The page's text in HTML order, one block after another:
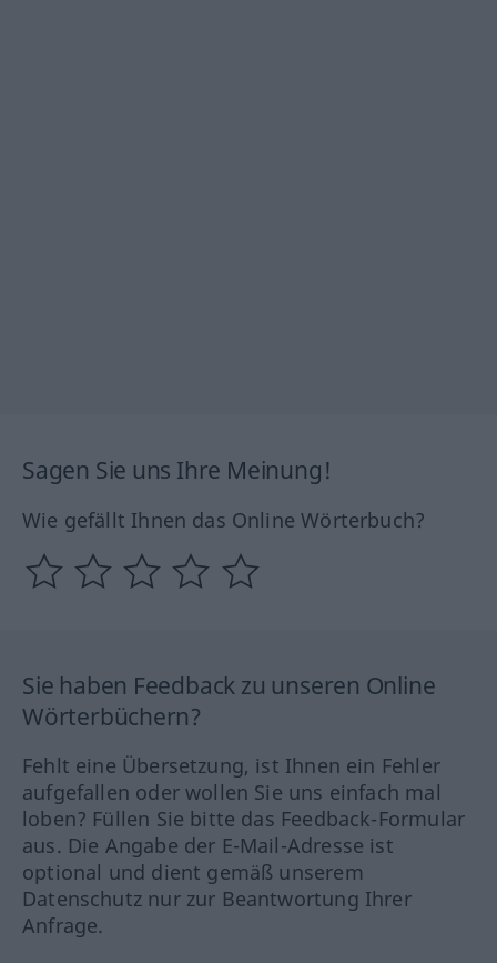
Sagen Sie uns Ihre Meinung!
Wie gefällt Ihnen das Online Wörterbuch?
Sie haben Feedback zu unseren Online
Wörterbüchern?
Fehlt eine Übersetzung, ist Ihnen ein Fehler
aufgefallen oder wollen Sie uns einfach mal
loben? Füllen Sie bitte das Feedback-Formular
aus. Die Angabe der E-Mail-Adresse ist
optional und dient gemäß unserem
Datenschutz nur zur Beantwortung Ihrer
Anfrage.